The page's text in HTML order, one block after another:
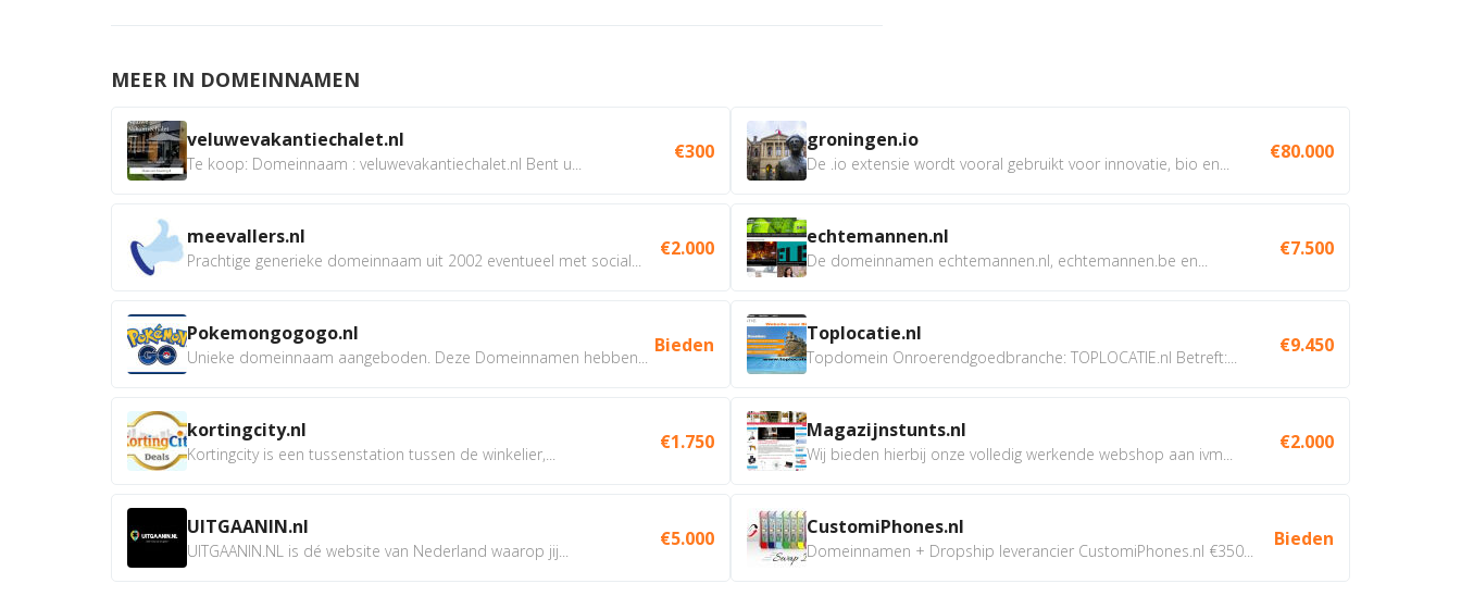
MEER IN DOMEINNAMEN
veluwevakantiechalet.nl
Te koop: Domeinnaam : veluwevakantiechalet.nl Bent u...
€300
meevallers.nl
Prachtige generieke domeinnaam uit 2002 eventueel met social...
€2.000
Pokemongogogo.nl
Unieke domeinnaam aangeboden. Deze Domeinnamen hebben...
Bieden
kortingcity.nl
Kortingcity is een tussenstation tussen de winkelier,...
€1.750
UITGAANIN.nl
UITGAANIN.NL is dé website van Nederland waarop jij...
€5.000
groningen.io
De .io extensie wordt vooral gebruikt voor innovatie, bio en...
€80.000
echtemannen.nl
De domeinnamen echtemannen.nl, echtemannen.be en...
€7.500
Toplocatie.nl
Topdomein Onroerendgoedbranche: TOPLOCATIE.nl Betreft:...
€9.450
Magazijnstunts.nl
Wij bieden hierbij onze volledig werkende webshop aan ivm...
€2.000
CustomiPhones.nl
Domeinnamen + Dropship leverancier CustomiPhones.nl €350...
Bieden